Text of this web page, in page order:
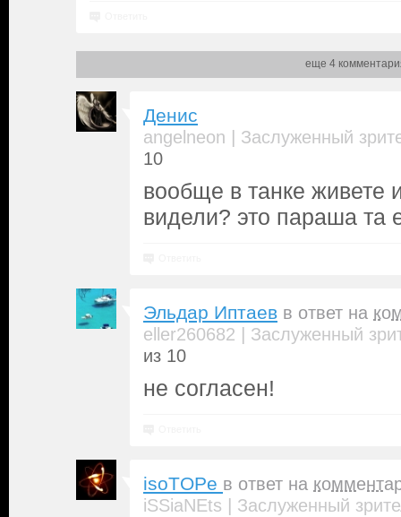
еще 4
Денис
angelneon | Заслуженный
10
вообще в танке живете
видели? это параша та
Эльдар Иптаев в ответ на
eller260682 | Заслуженный
из 10
не согласен!
isoTOPe в ответ на
iSSiaNEts | Заслуженный